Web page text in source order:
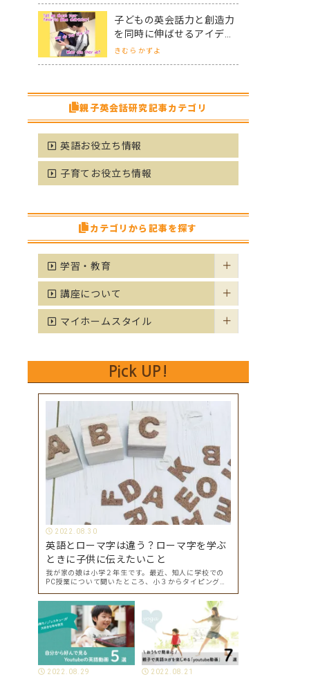
子どもの英会話力と創造力
を同時に伸ばせるアイデア
力セミナーって？～Vol.2
きむら かずよ
親子英会話研究記事カテゴリ
英語お役立ち情報
子育てお役立ち情報
カテゴリから記事を探す
学習・教育
講座について
マイホームスタイル
Pick UP!
2022.08.30
英語とローマ字は違う？ローマ字を学ぶ
ときに子供に伝えたいこと
我が家の娘は小学２年生です。最近、知人に学校での
PC授業について聞いたところ、小３からタイピングを
よ、ということでした。 その話を聞いた娘は「私もや
ってみたい」ということでタイピングを始めたので…
2022.08.29 2022.08.21